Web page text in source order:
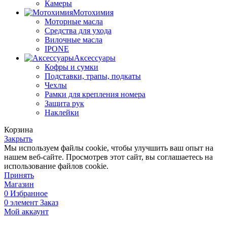
Камеры
Мотохимия
Моторные масла
Средства для ухода
Вилочные масла
IPONE
Аксессуары
Кофры и сумки
Подставки, трапы, подкаты
Чехлы
Рамки для крепления номера
Защита рук
Наклейки
Корзина
Закрыть
Мы используем файлы cookie, чтобы улучшить ваш опыт на
нашем веб-сайте. Просмотрев этот сайт, вы соглашаетесь на
использование файлов cookie.
Принять
Магазин
0 Избранное
0 элемент Заказ
Мой аккаунт